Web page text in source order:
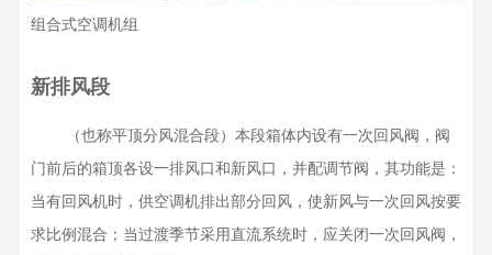
组合式空调机组
新排风段
门前后的箱顶各设一排风口和新风口，并配调节阀，其功能是：
当有回风机时，供空调机排出部分回风，使新风与一次回风按要
求比例混合；当过渡季节采用直流系统时，应关闭一次回风阀，